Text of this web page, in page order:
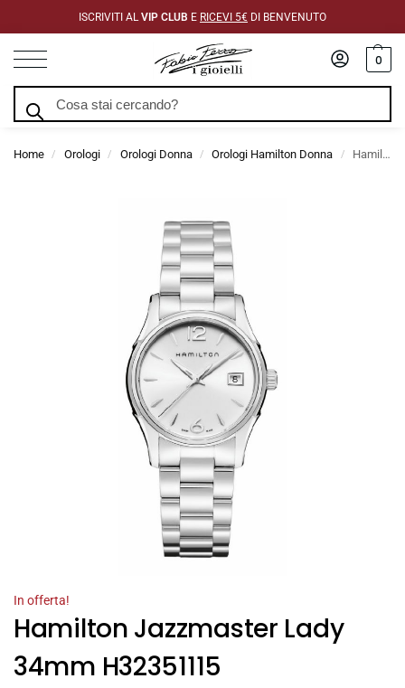
ISCRIVITI AL VIP CLUB E RICEVI 5€ DI BENVENUTO
0
Home / Orologi / Orologi Donna / Orologi Hamilton Donna / Hamilton Jazzmaster Lady 34mm H32351115
In offerta!
Hamilton Jazzmaster Lady
34mm H32351115